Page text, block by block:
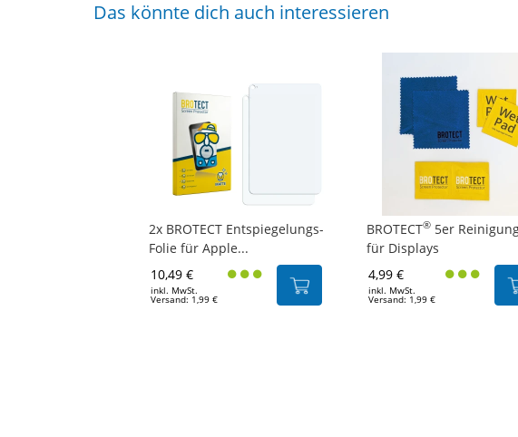
Das könnte dich auch interessieren
2x BROTECT Entspiegelungs-
Folie für Apple...
10,49 €
inkl. MwSt.
Versand: 1,99 €
BROTECT®5er
für Displays
4,99 €
inkl. MwSt.
Versand: 1,99 €